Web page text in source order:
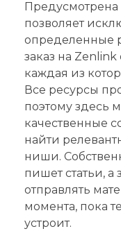
Предусмотрена
позволяет
определенные
заказ на Zenlink
каждая из
Все ресурсы
поэтому здесь
качественные
найти
ниши.
пишет статьи, а
отправлять
момента, пока
устроит.